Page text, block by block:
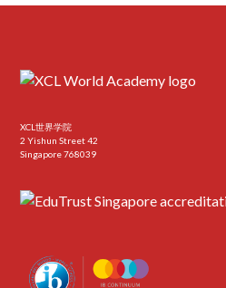
XCL世界学院
2 Yishun Street 42
Singapore 768039